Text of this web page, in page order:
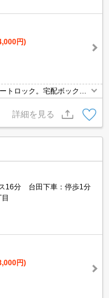
円)
トロック。宅配ボックス
。独立洗面化粧台付き。
詳細を見る
16分 台田下車：停歩1分
円)